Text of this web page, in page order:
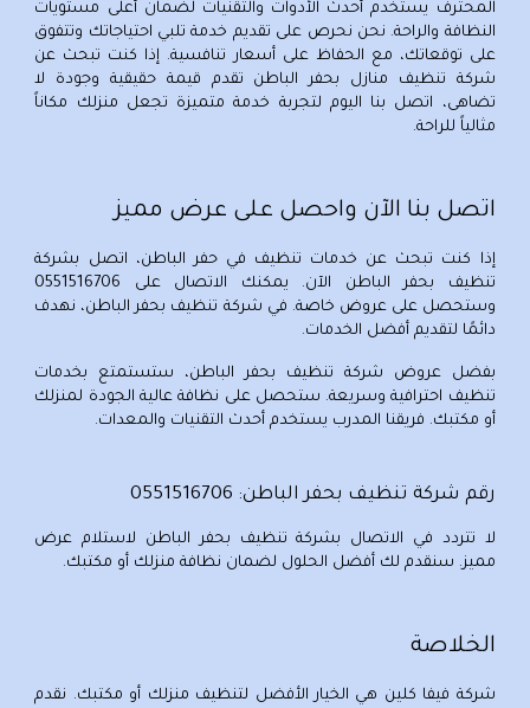
المحترف يستخدم أحدث الأدوات والتقنيات لضمان أعلى مستويات
النظافة والراحة. نحن نحرص على تقديم خدمة تلبي احتياجاتك وتتفوق
على توقعاتك، مع الحفاظ على أسعار تنافسية. إذا كنت تبحث عن
شركة تنظيف منازل بحفر الباطن تقدم قيمة حقيقية وجودة لا
تضاهى، اتصل بنا اليوم لتجربة خدمة متميزة تجعل منزلك مكاناً
مثالياً للراحة.
اتصل بنا الآن واحصل على عرض مميز
إذا كنت تبحث عن خدمات تنظيف في حفر الباطن، اتصل بشركة
تنظيف بحفر الباطن الآن. يمكنك الاتصال على
0551516706
وستحصل على عروض خاصة. في شركة تنظيف بحفر الباطن، نهدف
دائمًا لتقديم أفضل الخدمات.
بفضلعروض شركة تنظيف بحفر الباطن، ستستمتع بخدمات
تنظيف احترافية وسريعة. ستحصل على نظافة عالية الجودة لمنزلك
أو مكتبك. فريقنا المدرب يستخدم أحدث التقنيات والمعدات.
رقم شركة تنظيف بحفر الباطن: 0551516706
لا تتردد في الاتصال بشركة تنظيف بحفر الباطن لاستلام عرض
مميز. سنقدم لك أفضل الحلول لضمان نظافة منزلك أو مكتبك.
الخلاصة
شركة فيفا كلين هي الخيار الأفضل لتنظيف منزلك أو مكتبك. نقدم